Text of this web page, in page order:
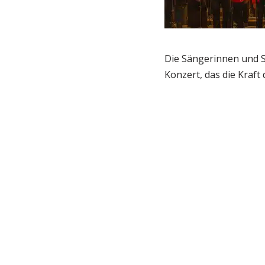
Die Sängerinnen und
Konzert, das die Kraft